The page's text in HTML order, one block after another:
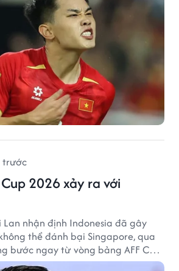
trước
2026 xảy ra với
Lan nhận định Indonesia đã gây
thể đánh bại Singapore, qua
bước ngay từ vòng bảng AFF Cup